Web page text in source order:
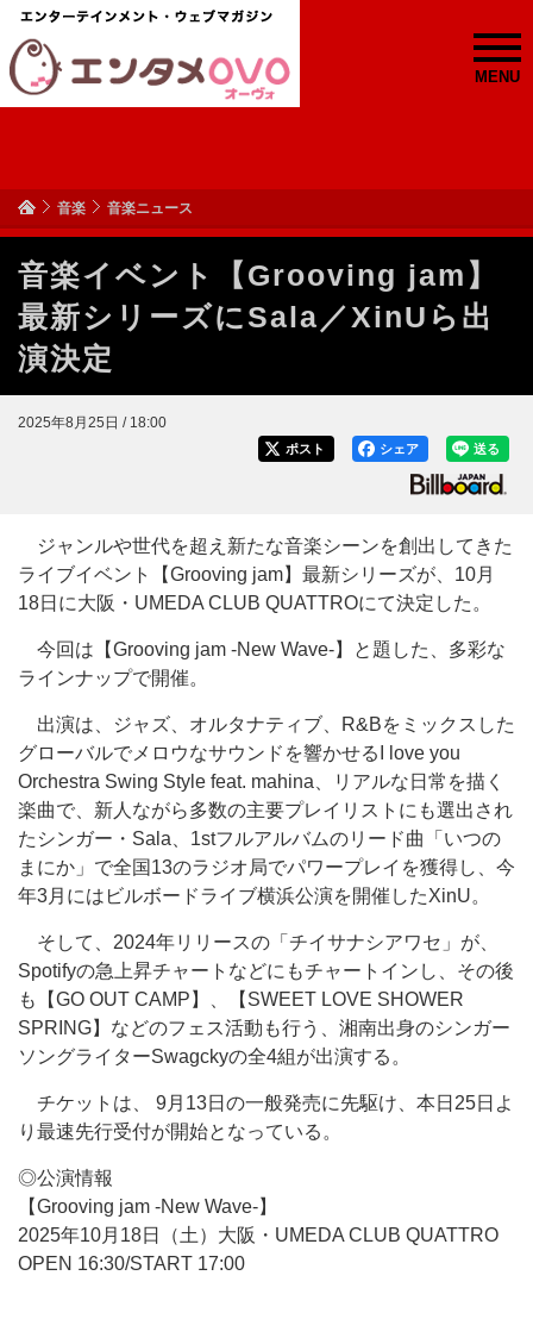
MENU
音楽 音楽ニュース
音楽イベント【Grooving jam】
最新シリーズにSala／XinUら出
演決定
2025年8月25日 / 18:00
送る
シェア
ポスト
ジャンルや世代を超え新たな音楽シーンを創出してきた
ライブイベント【Grooving jam】最新シリーズが、10月
18日に大阪・UMEDA CLUB QUATTROにて決定した。
今回は【Grooving jam -New Wave-】と題した、多彩な
ラインナップで開催。
出演は、ジャズ、オルタナティブ、R&Bをミックスした
グローバルでメロウなサウンドを響かせるI love you
Orchestra Swing Style feat. mahina、リアルな日常を描く
楽曲で、新人ながら多数の主要プレイリストにも選出され
たシンガー・Sala、1stフルアルバムのリード曲「いつの
まにか」で全国13のラジオ局でパワープレイを獲得し、今
年3月にはビルボードライブ横浜公演を開催したXinU。
そして、2024年リリースの「チイサナシアワセ」が、
Spotifyの急上昇チャートなどにもチャートインし、その後
も【GO OUT CAMP】、【SWEET LOVE SHOWER
SPRING】などのフェス活動も行う、湘南出身のシンガー
ソングライターSwagckyの全4組が出演する。
チケットは、 9月13日の一般発売に先駆け、本日25日よ
り最速先行受付が開始となっている。
◎公演情報
【Grooving jam -New Wave-】
2025年10月18日（土）大阪・UMEDA CLUB QUATTRO
OPEN 16:30/START 17:00